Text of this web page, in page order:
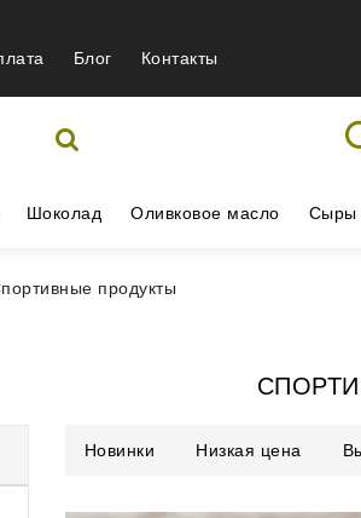
Блог Контакты
Шоколад Оливковое масло Сыры
продукты
Новинки Низкая цена